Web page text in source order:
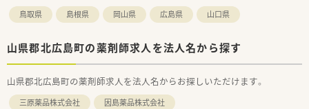
鳥取県 島根県 岡山県 広島県 山口県
山県郡北広島町の薬剤師求人を法人名から探す
山県郡北広島町の薬剤師求人を法人名からお探しいただけます。
三原薬品株式会社
因島薬品株式会社